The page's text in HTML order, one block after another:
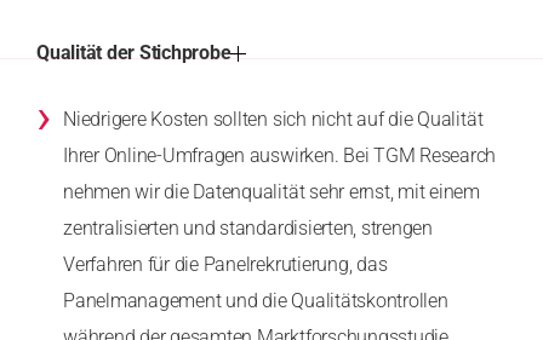
Qualität der Stichprobe
›
Niedrigere Kosten sollten sich nicht auf die Qualität
Ihrer Online-Umfragen auswirken. Bei TGM Research
nehmen wir die Datenqualität sehr ernst, mit einem
zentralisierten und standardisierten, strengen
Verfahren für die Panelrekrutierung, das
Panelmanagement und die Qualitätskontrollen